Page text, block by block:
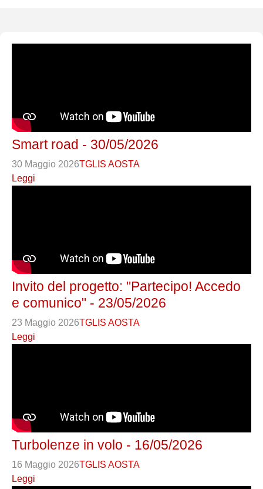
Smart road - 30/05/2026
30 Maggio 2026TGLIS AOSTA
Leggi
Invito del progetto: "Partecipo! Accedo
e comunico" - 23/05/2026
23 Maggio 2026TGLIS AOSTA
Leggi
Turbolenze in volo - 16/05/2026
16 Maggio 2026TGLIS AOSTA
Leggi